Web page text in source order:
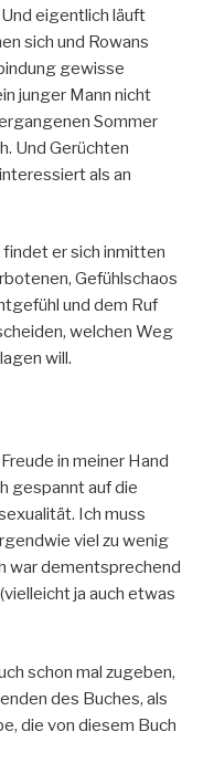
eigentlich läuft
sich und Rowans
gewisse
junger Mann nicht
Sommer
Und Gerüchten
als an
er sich inmitten
Gefühlschaos
und dem Ruf
welchen Weg
will.
in meiner Hand
gespannt auf die
Ich muss
viel zu wenig
war dementsprechend
ja auch etwas
schon mal zugeben,
des Buches, als
die von diesem Buch